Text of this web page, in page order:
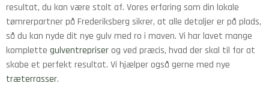
resultat, du kan være stolt af. Vores erfaring som din lokale
tømrerpartner på Frederiksberg sikrer, at alle detaljer er på plads,
så du kan nyde dit nye gulv med ro i maven. Vi har lavet mange
komplette gulventrepriserog ved præcis, hvad der skal til for at
skabe et perfekt resultat. Vi hjælper også gerne med nye
træterrasser.